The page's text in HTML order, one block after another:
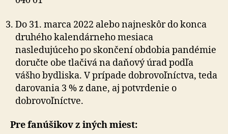
Do 31. marca 2022 alebo najneskôr do konca
druhého kalendárneho mesiaca
nasledujúceho po skončení obdobia pandémie
doručte obe tlačivá na daňový úrad podľa
vášho bydliska. V prípade dobrovoľníctva, teda
darovania 3 % z dane, aj potvrdenie o
dobrovoľníctve.
Pre fanúšikov z iných miest: